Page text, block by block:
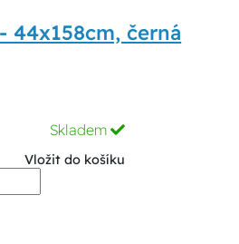
44x158cm, černá
Skladem
Vložit do košíku